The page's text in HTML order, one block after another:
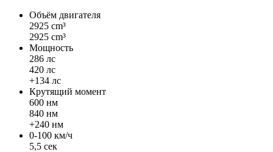
Объём двигателя
2925 cm³
2925 cm³
Мощность
286 лс
420 лс
+134 лс
Крутящий момент
600 нм
840 нм
+240 нм
0-100 км/ч
5,5 сек